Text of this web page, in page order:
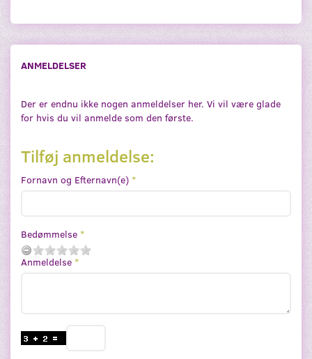
ANMELDELSER
Der er endnu ikke nogen anmeldelser her. Vi vil være glade
for hvis du vil anmelde som den første.
Tilføj anmeldelse:
Fornavn og Efternavn(e)
Bedømmelse
Anmeldelse